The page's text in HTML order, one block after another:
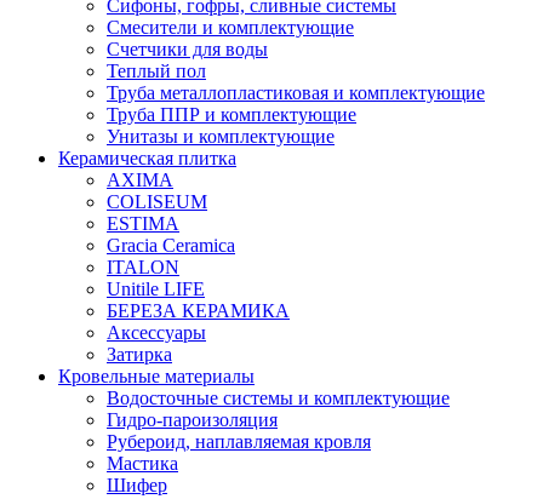
Сифоны, гофры, сливные системы
Смесители и комплектующие
Счетчики для воды
Теплый пол
Труба металлопластиковая и комплектующие
Труба ППР и комплектующие
Унитазы и комплектующие
Керамическая плитка
AXIMA
COLISEUM
ESTIMA
Gracia Ceramica
ITALON
Unitile LIFE
БЕРЕЗА КЕРАМИКА
Аксессуары
Затирка
Кровельные материалы
Водосточные системы и комплектующие
Гидро-пароизоляция
Рубероид, наплавляемая кровля
Мастика
Шифер